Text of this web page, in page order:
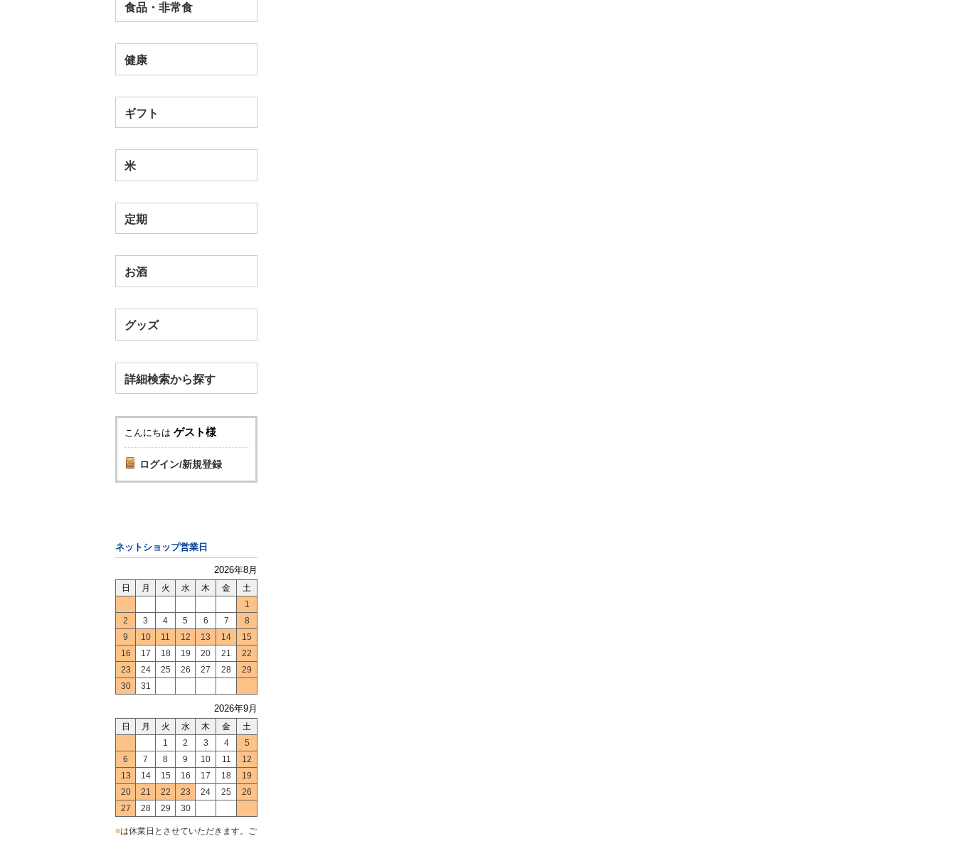
食品・非常食
健康
ギフト
米
定期
お酒
グッズ
詳細検索から探す
こんにちは ゲスト様
ログイン/新規登録
ネットショップ営業日
2026年8月
日 月 火 水 木 金
土
1
2
3 4 5 6 7
8
9
10 11 12 13 14
15
16
17 18 19 20 21
22
23
24 25 26 27 28
29
30
31
2026年9月
日 月 火 水 木 金
土
1
2 3 4
5
6
7 8 9 10 11
12
13
14 15 16 17 18
19
20
21 22 23 24 25
26
27
28 29 30
■は休業日とさせていただきます。ご